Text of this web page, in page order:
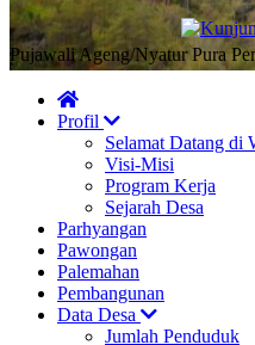
Ageng/Nyatur Pura
Profil
Selamat Datang di
Visi-Misi
Program Kerja
Sejarah Desa
Parhyangan
Pawongan
Palemahan
Pembangunan
Data Desa
Jumlah Penduduk